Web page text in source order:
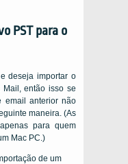
PST para o
deseja importar o
então isso se
email anterior não
maneira. (As
para quem
Mac PC.)
de um